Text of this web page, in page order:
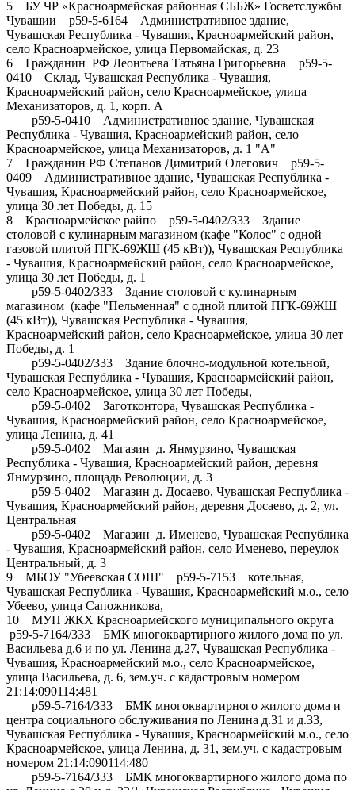
5 БУ ЧР «Красноармейская районная СББЖ» Госветслужбы
Чувашии р59-5-6164 Административное здание,
Чувашская Республика - Чувашия, Красноармейский район,
село Красноармейское, улица Первомайская, д. 23
6 Гражданин РФ Леонтьева Татьяна Григорьевна р59-5-
0410 Склад, Чувашская Республика - Чувашия,
Красноармейский район, село Красноармейское, улица
Механизаторов, д. 1, корп. А
р59-5-0410 Административное здание, Чувашская
Республика - Чувашия, Красноармейский район, село
Красноармейское, улица Механизаторов, д. 1 "А"
7 Гражданин РФ Степанов Димитрий Олегович р59-5-
0409 Административное здание, Чувашская Республика -
Чувашия, Красноармейский район, село Красноармейское,
улица 30 лет Победы, д. 15
8 Красноармейское райпо р59-5-0402/333 Здание
столовой с кулинарным магазином (кафе "Колос" с одной
газовой плитой ПГК-69ЖШ (45 кВт)), Чувашская Республика
- Чувашия, Красноармейский район, село Красноармейское,
улица 30 лет Победы, д. 1
р59-5-0402/333 Здание столовой с кулинарным
магазином (кафе "Пельменная" с одной плитой ПГК-69ЖШ
(45 кВт)), Чувашская Республика - Чувашия,
Красноармейский район, село Красноармейское, улица 30 лет
Победы, д. 1
р59-5-0402/333 Здание блочно-модульной котельной,
Чувашская Республика - Чувашия, Красноармейский район,
село Красноармейское, улица 30 лет Победы,
р59-5-0402 Заготконтора, Чувашская Республика -
Чувашия, Красноармейский район, село Красноармейское,
улица Ленина, д. 41
р59-5-0402 Магазин д. Янмурзино, Чувашская
Республика - Чувашия, Красноармейский район, деревня
Янмурзино, площадь Революции, д. 3
р59-5-0402 Магазин д. Досаево, Чувашская Республика -
Чувашия, Красноармейский район, деревня Досаево, д. 2, ул.
Центральная
р59-5-0402 Магазин д. Именево, Чувашская Республика
- Чувашия, Красноармейский район, село Именево, переулок
Центральный, д. 3
9 МБОУ "Убеевская СОШ" р59-5-7153 котельная,
Чувашская Республика - Чувашия, Красноармейский м.о., село
Убеево, улица Сапожникова,
10 МУП ЖКХ Красноармейского муниципального округа
р59-5-7164/333 БМК многоквартирного жилого дома по ул.
Васильева д.6 и по ул. Ленина д.27, Чувашская Республика -
Чувашия, Красноармейский м.о., село Красноармейское,
улица Васильева, д. 6, зем.уч. с кадастровым номером
21:14:090114:481
р59-5-7164/333 БМК многоквартирного жилого дома и
центра социального обслуживания по Ленина д.31 и д.33,
Чувашская Республика - Чувашия, Красноармейский м.о., село
Красноармейское, улица Ленина, д. 31, зем.уч. с кадастровым
номером 21:14:090114:480
р59-5-7164/333 БМК многоквартирного жилого дома по